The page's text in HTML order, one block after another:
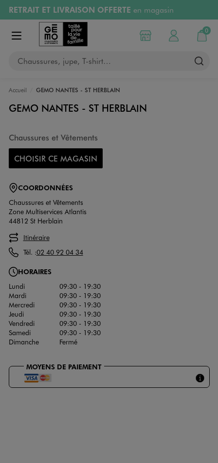
Aller au contenu principal
Aller à la navigation
RETRAIT ET LIVRAISON OFFERTE en magasin
Retours OFFERTSpendant 30 jours
PAYEZ EN 3x SANS FRAIS
RÉSERVATION GRATUITE
Afficher le menu
Chaussures, jupe, T-shirt…
Choisir mon magasin
Mon compte
0
Mon
Accueil GEMO NANTES - ST HERBLAIN
GEMO NANTES - ST HERBLAIN
Chaussures et Vêtements
CHOISIR CE MAGASIN
COORDONNÉES
Chaussures et Vêtements
Zone Multiservices Atlantis
44812 St Herblain
Itinéraire
Tél. :02 40 92 04 34
HORAIRES
Lundi
09:30 - 19:30
Mardi
09:30 - 19:30
Mercredi
09:30 - 19:30
Jeudi
09:30 - 19:30
Vendredi
09:30 - 19:30
Samedi
09:30 - 19:30
Dimanche
Fermé
MOYENS DE PAIEMENT